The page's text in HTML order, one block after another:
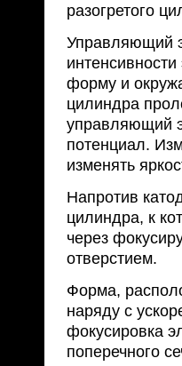
разогретого
Управляющий
форму и
цилиндра
управляющий
потенциал.
изменять
Напротив
цилиндра, к
через
отверстием.
Форма,
наряду с
фокусировка
поперечного